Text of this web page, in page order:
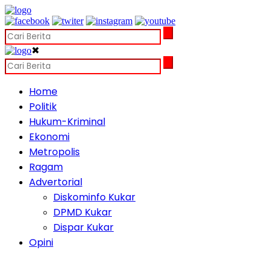
✖
Home
Politik
Hukum-Kriminal
Ekonomi
Metropolis
Ragam
Advertorial
Diskominfo Kukar
DPMD Kukar
Dispar Kukar
Opini